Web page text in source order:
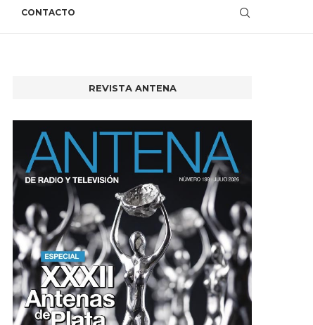
CONTACTO
REVISTA ANTENA